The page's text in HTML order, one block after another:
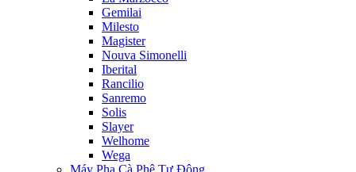
Gemilai
Milesto
Magister
Nouva Simonelli
Iberital
Rancilio
Sanremo
Solis
Slayer
Welhome
Wega
Máy Pha Cà Phê Tự Động